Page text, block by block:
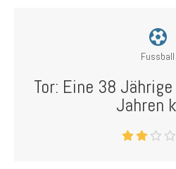
Fussball
Tor: Eine 38
Jahren